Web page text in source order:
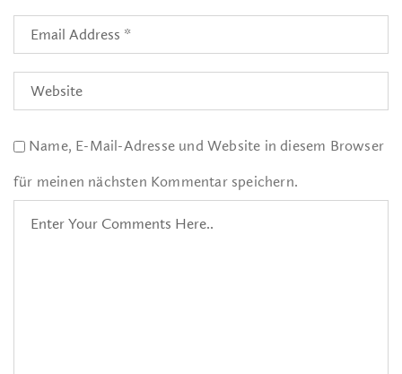
Name, E-Mail-Adresse und Website in diesem Browser
für meinen nächsten Kommentar speichern.